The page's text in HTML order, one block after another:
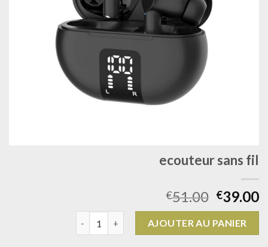
ecouteur sans fil
€51.00 €39.00
AJOUTER AU PANIER